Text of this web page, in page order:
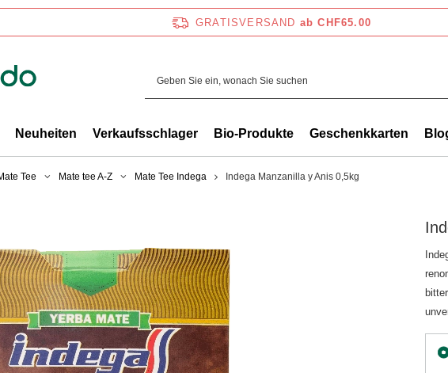
GRATISVERSAND ab CHF65.00
Neuheiten Verkaufsschlager Bio-Produkte Geschenkkarten
Tee Mate tee A-Z Mate Tee Indega Indega Manzanilla y Anis 0,5kg